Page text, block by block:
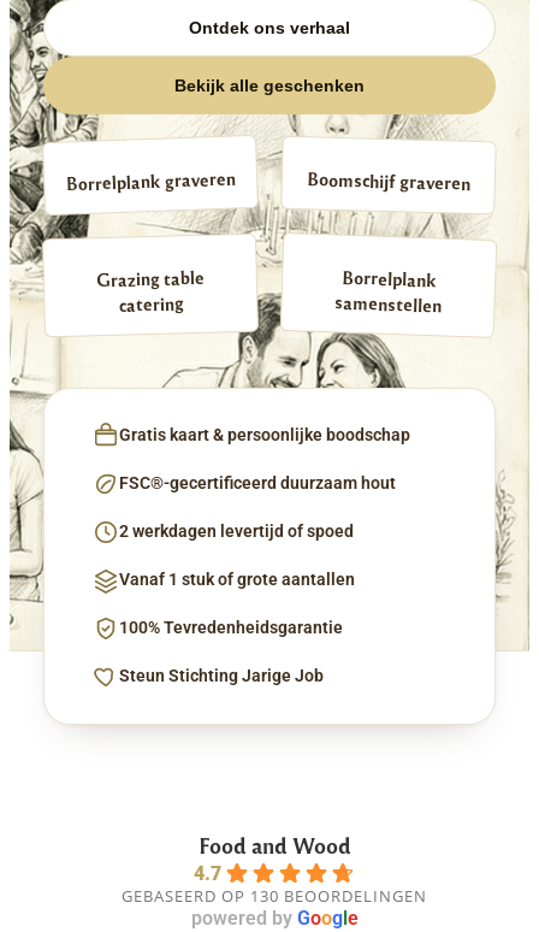
Ontdek ons verhaal
Bekijk alle geschenken
Borrelplank graveren Boomschijf graveren
Grazing table
catering
Borrelplank
samenstellen
Gratis kaart & persoonlijke boodschap
FSC®-gecertificeerd duurzaam hout
2 werkdagen levertijd of spoed
Vanaf 1 stuk of grote aantallen
100% Tevredenheidsgarantie
Steun Stichting Jarige Job
Food and Wood
4.7
GEBASEERD OP 130 BEOORDELINGEN
powered by Googl e